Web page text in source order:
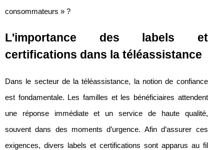
consommateurs » ?
L'importance des labels et
certifications dans la téléassistance
Dans le secteur de la téléassistance, la notion de confiance
est fondamentale. Les familles et les bénéficiaires attendent
une réponse immédiate et un service de haute qualité,
souvent dans des moments d’urgence. Afin d’assurer ces
exigences, divers labels et certifications sont apparus au fil